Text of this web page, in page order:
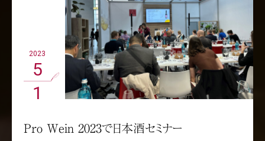
2023
5
1
Pro Wein 2023で日本酒セミナー